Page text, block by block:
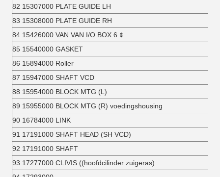
82 15307000 PLATE GUIDE LH
83 15308000 PLATE GUIDE RH
84 15426000 VAN VAN I/O BOX 6 ¢
85 15540000 GASKET
86 15894000 Roller
87 15947000 SHAFT VCD
88 15954000 BLOCK MTG (L)
89 15955000 BLOCK MTG (R) voedingshousing
90 16784000 LINK
91 17191000 SHAFT HEAD (SH VCD)
92 17191000 SHAFT
93 17277000 CLIVIS ((hoofdcilinder zuigeras)